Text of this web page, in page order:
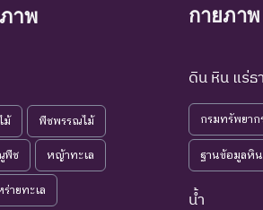
ญพันธุ์ใน
ชนิดพันธุ์ที่ไม่มีรายงานว่าพบ
คาม
กล้สูญพันธุ์
ย่างยิ่ง
ชนิดพันธุ์ที่มีความเสี่ยงสูงต่อ
กล้สูญพันธุ์
ชนิดพันธุ์ที่กำลังอยู่ในภาวะอั
เป็นสาเหตุให้เกิดการสูญพันธุ์
าพ
ม้ พืชพรรณไม้
พืช หญ้าทะเล
ร่ายทะเล
กายภาพ
ดิน หิน แร่ธ
กรมทรัพยา
ฐานข้อมูลหิ
น้ำ